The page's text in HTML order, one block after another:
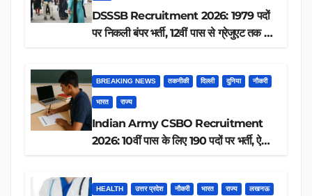
DSSSB Recruitment 2026: 1979 पदों
पर निकली बंपर भर्ती, 12वीं पास से ग्रेजुएट तक करें
BREAKING NEWS तकनीकी दिल्ली दुनिया नौकरी
भारत राज्य
Indian Army CSBO Recruitment
2026: 10वीं पास के लिए 190 पदों पर भर्ती, ऐसे
HEALTH उत्तर प्रदेश नौकरी भारत राज्य लखनऊ